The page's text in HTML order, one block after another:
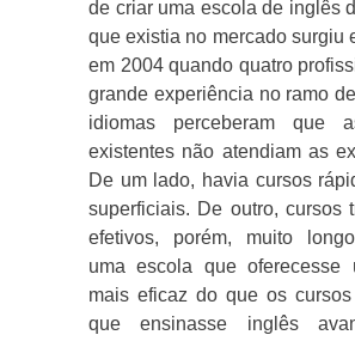
de criar uma escola de inglês
que existia no mercado surgiu
em 2004 quando quatro
grande experiência no ramo
idiomas perceberam que
existentes não atendiam as
De um lado, havia cursos
superficiais. De outro, cursos
efetivos, porém, muito
uma escola que oferecesse
mais eficaz do que os
que ensinasse inglês